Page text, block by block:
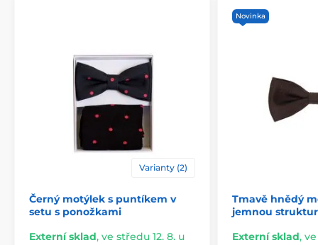
Varianty (2)
Černý motýlek s puntíkem v
setu s ponožkami
Externí sklad, ve středu 12. 8. u
Novinka
Tmavě hnědý
jemnou
Externí sklad, ve